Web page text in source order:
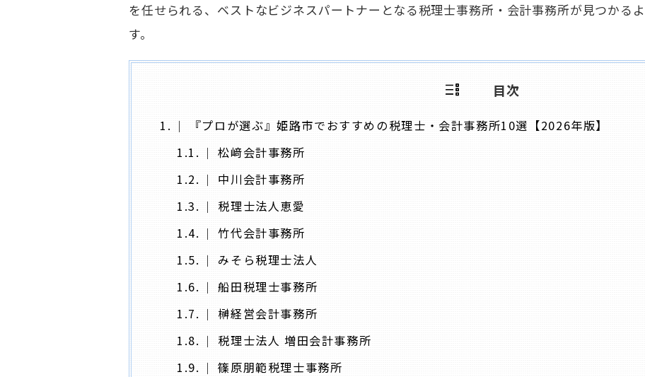
を任せられる、ベストなビジネスパートナーとなる税理士事務所・会計事務所が見つかる
す。
目次
1.
『プロが選ぶ』姫路市でおすすめの税理士・会計事務所10選【2026年版】
1.1.
松﨑会計事務所
1.2.
中川会計事務所
1.3.
税理士法人恵愛
1.4.
竹代会計事務所
1.5.
みそら税理士法人
1.6.
船田税理士事務所
1.7.
榊経営会計事務所
1.8.
税理士法人 増田会計事務所
1.9.
篠原朋範税理士事務所